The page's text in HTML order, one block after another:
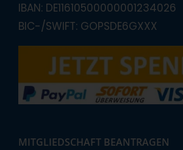
IBAN: DE11610500000001234026
BIC-/SWIFT: GOPSDE6GXXX
MITGLIEDSCHAFT BEANTRAGEN